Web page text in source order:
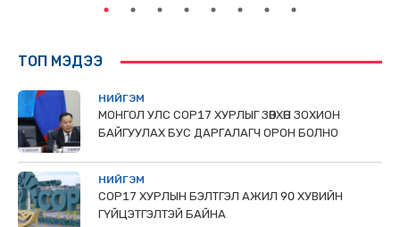
ТОП МЭДЭЭ
НИЙГЭМ
МОНГОЛ УЛС СОР17 ХУРЛЫГ ЗӨВХӨН ЗОХИОН
БАЙГУУЛАХ БУС ДАРГАЛАГЧ ОРОН БОЛНО
НИЙГЭМ
COP17 ХУРЛЫН БЭЛТГЭЛ АЖИЛ 90 ХУВИЙН
ГҮЙЦЭТГЭЛТЭЙ БАЙНА